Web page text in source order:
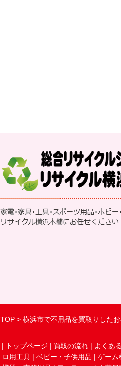
TOP 横浜市で不用品を買取りした
| トップページ | 買取の流れ | よくあ
ロ用工具 | ベビー・子供用品 | ゲーム